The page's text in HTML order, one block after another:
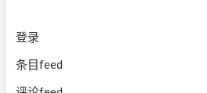
登录
条目feed